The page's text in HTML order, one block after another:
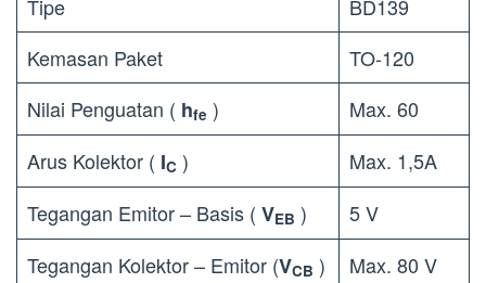
Tipe
BD139
Kemasan Paket
TO-120
Nilai Penguatan ( hfe )
Max. 60
Arus Kolektor ( IC )
Max. 1,5A
Tegangan Emitor – Basis ( VEB )
5 V
Tegangan Kolektor – Emitor (VCB )
Max. 80 V